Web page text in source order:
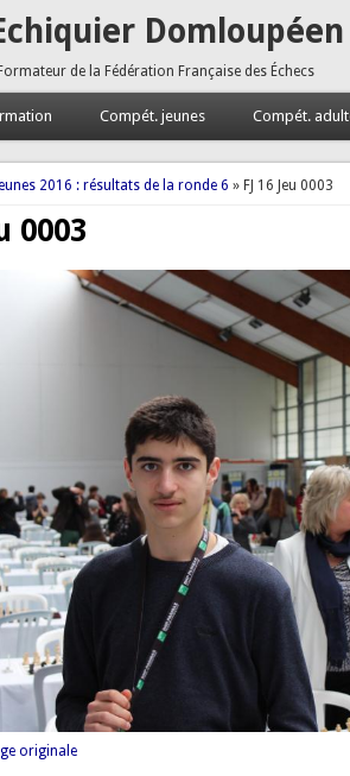
Domloupéen
de la Fédération Française des Échecs
Compét. jeunes Compét.
2016 : résultats de la ronde 6 » FJ 16 Jeu 0003
0003
originale